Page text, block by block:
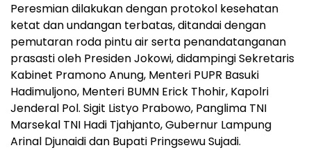
Peresmian dilakukan dengan protokol kesehatan
ketat dan undangan terbatas, ditandai dengan
pemutaran roda pintu air serta penandatanganan
prasasti oleh Presiden Jokowi, didampingi Sekretaris
Kabinet Pramono Anung, Menteri PUPR Basuki
Hadimuljono, Menteri BUMN Erick Thohir, Kapolri
Jenderal Pol. Sigit Listyo Prabowo, Panglima TNI
Marsekal TNI Hadi Tjahjanto, Gubernur Lampung
Arinal Djunaidi dan Bupati Pringsewu Sujadi.